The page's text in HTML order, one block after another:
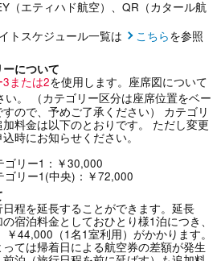
（エティハド航空）、QR（カタール航
トスケジュール一覧は
こちらを参照
について
または2を使用します。座席図について
い。 （カテゴリー区分は座席位置をベー
ので、予めご了承ください） カテゴリ
料金は以下のとおりです。 ただし変更
時にお知らせください。
リー1：￥30,000
リー1(中央)：￥72,000
程を延長することができます。延長
宿泊料金としておひとり様1泊につき、
44,000（1名1室利用）がかかります。
ては帰着日による航空券の差額が発生